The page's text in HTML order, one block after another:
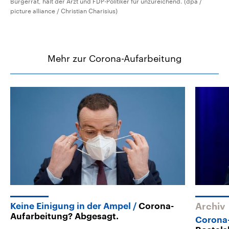
picture alliance / Christian Charisius)
Mehr zur Corona-Aufarbeitung
Keine Einigung in der Ampel
Corona-
Aufarbeitung? Abgesagt.
Archiv